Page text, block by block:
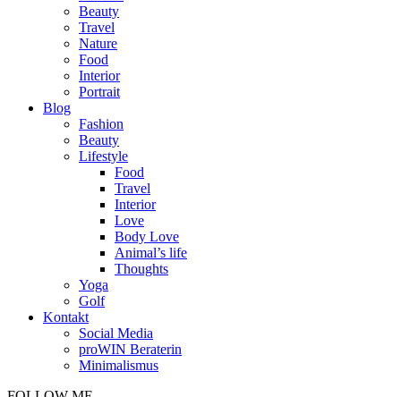
Beauty
Travel
Nature
Food
Interior
Portrait
Blog
Fashion
Beauty
Lifestyle
Food
Travel
Interior
Love
Body Love
Animal’s life
Thoughts
Yoga
Golf
Kontakt
Social Media
proWIN Beraterin
Minimalismus